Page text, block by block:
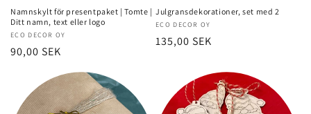
Namnskylt för presentpaket | Tomte |
Ditt namn, text eller logo
Säljare:
ECO DECOR OY
Normalt
90,00 SEK
Julgransdekorationer, set med 2
Säljare:
ECO DECOR OY
Normalt
135,00 SEK